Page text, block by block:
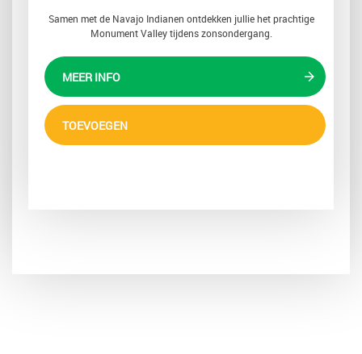
Samen met de Navajo Indianen ontdekken jullie het prachtige
Monument Valley tijdens zonsondergang.
MEER INFO
TOEVOEGEN